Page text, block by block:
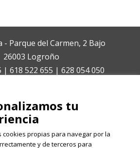
- Parque del Carmen, 2 Bajo
26003 Logroño
| 618 522 655 | 628 054 050
tu
cookies propias para navegar por la
y de terceros para